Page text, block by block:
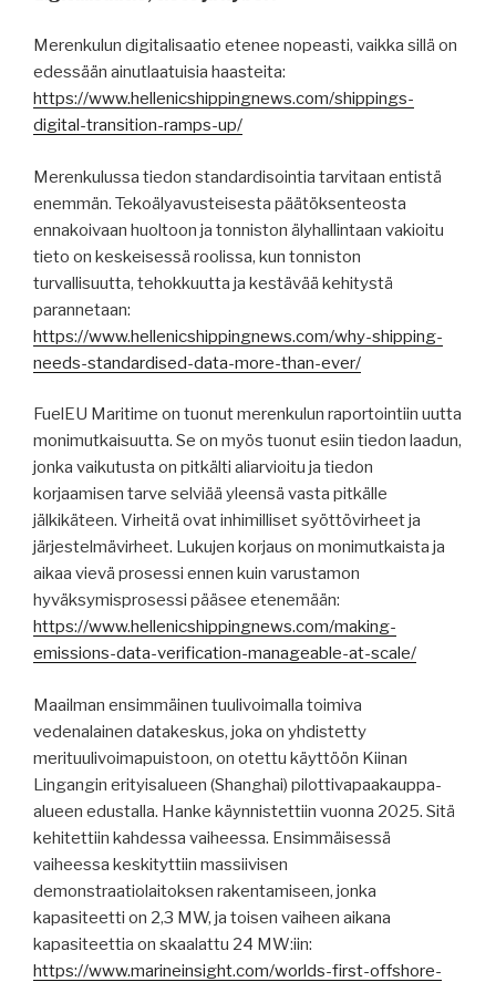
Merenkulun digitalisaatio etenee nopeasti, vaikka sillä on
edessään ainutlaatuisia haasteita:
https://www.hellenicshippingnews.com/shippings-
digital-transition-ramps-up/
Merenkulussa tiedon standardisointia tarvitaan entistä
enemmän. Tekoälyavusteisesta päätöksenteosta
ennakoivaan huoltoon ja tonniston älyhallintaan vakioitu
tieto on keskeisessä roolissa, kun tonniston
turvallisuutta, tehokkuutta ja kestävää kehitystä
parannetaan:
https://www.hellenicshippingnews.com/why-shipping-
needs-standardised-data-more-than-ever/
FuelEU Maritime on tuonut merenkulun raportointiin uutta
monimutkaisuutta. Se on myös tuonut esiin tiedon laadun,
jonka vaikutusta on pitkälti aliarvioitu ja tiedon
korjaamisen tarve selviää yleensä vasta pitkälle
jälkikäteen. Virheitä ovat inhimilliset syöttövirheet ja
järjestelmävirheet. Lukujen korjaus on monimutkaista ja
aikaa vievä prosessi ennen kuin varustamon
hyväksymisprosessi pääsee etenemään:
https://www.hellenicshippingnews.com/making-
emissions-data-verification-manageable-at-scale/
Maailman ensimmäinen tuulivoimalla toimiva
vedenalainen datakeskus, joka on yhdistetty
merituulivoimapuistoon, on otettu käyttöön Kiinan
Lingangin erityisalueen (Shanghai) pilottivapaakauppa-
alueen edustalla. Hanke käynnistettiin vuonna 2025. Sitä
kehitettiin kahdessa vaiheessa. Ensimmäisessä
vaiheessa keskityttiin massiivisen
demonstraatiolaitoksen rakentamiseen, jonka
kapasiteetti on 2,3 MW, ja toisen vaiheen aikana
kapasiteettia on skaalattu 24 MW:iin:
https://www.marineinsight.com/worlds-first-offshore-